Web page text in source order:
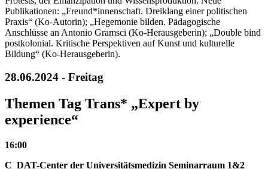
Publikationen: „Freund*innenschaft. Dreiklang einer politischen
Praxis“ (Ko-Autorin); „Hegemonie bilden. Pädagogische
Anschlüsse an Antonio Gramsci (Ko-Herausgeberin); „Double bind
postkolonial. Kritische Perspektiven auf Kunst und kulturelle
Bildung“ (Ko-Herausgeberin).
28.06.2024 - Freitag
Themen Tag Trans* „Expert by
experience“
16:00
C_DAT-Center der Universitätsmedizin Seminarraum 1&2